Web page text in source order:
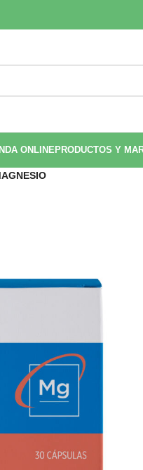
ONLINEPRODUCTOS Y